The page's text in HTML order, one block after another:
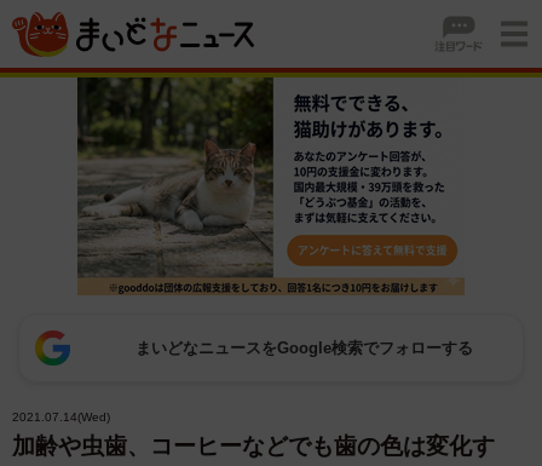
まいどなニュースをGoogle検索でフォローする
2021.07.14(Wed)
加齢や虫歯、コーヒーなどでも歯の色は変化す